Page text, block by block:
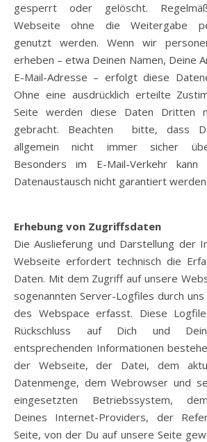
gesperrt oder gelöscht.
Webseite ohne die Weitergabe
genutzt werden. Wenn wir
erheben – etwa Deinen Namen, Deine
E-Mail-Adresse – erfolgt diese
Ohne eine ausdrücklich erteilte
Seite werden diese Daten Dritten
gebracht. Beachten bitte, dass
allgemein nicht immer sicher
Besonders im E-Mail-Verkehr
Datenaustausch nicht garantiert werden.
Erhebung von Zugriffsdaten
Die Auslieferung und Darstellung der
Webseite erfordert technisch die
Daten. Mit dem Zugriff auf unsere
sogenannten Server-Logfiles durch
des Webspace erfasst. Diese
Rückschluss auf Dich und
entsprechenden Informationen
der Webseite, der Datei, dem
Datenmenge, dem Webrowser und
eingesetzten Betriebssystem,
Deines Internet-Providers, der
Seite, von der Du auf unsere Seite